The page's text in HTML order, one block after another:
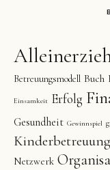
Betreuungsmodell Buch
Einsamkeit Erfolg
Gesundheit Gewinnspiel
Kinderbetreuung
Netzwerk